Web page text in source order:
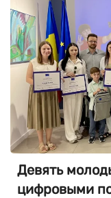
Девять
цифровыми